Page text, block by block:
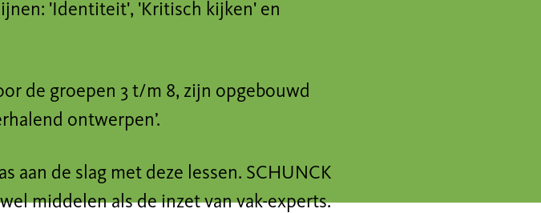
'Identiteit', 'Kritisch kijken' en
de groepen 3 t/m 8, zijn opgebouwd
ontwerpen’.
aan de slag met deze lessen. SCHUNCK
middelen als de inzet van vak-experts.